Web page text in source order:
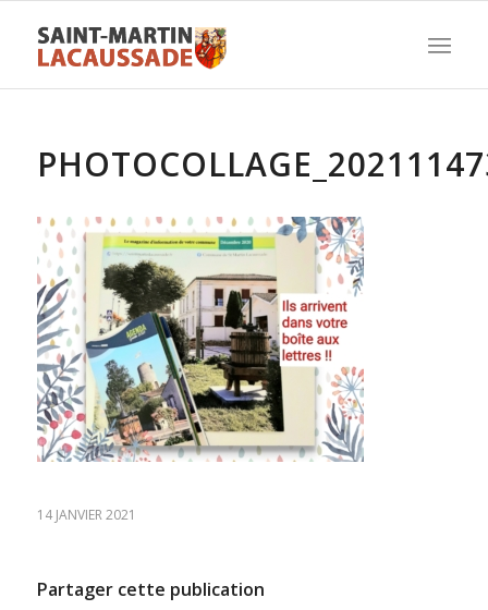
14 JANVIER 2021
Partager cette publication